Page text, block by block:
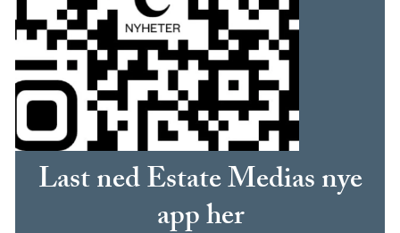
Last ned Estate Medias nye
app her